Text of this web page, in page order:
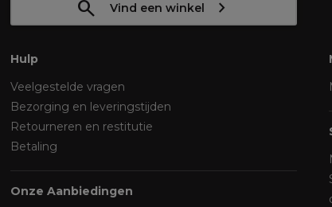
Vind een winkel
Hulp
Veelgestelde vragen
Bezorging en leveringstijden
Retourneren en restitutie
Betaling
Onze Aanbiedingen